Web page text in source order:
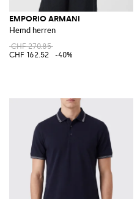
EMPORIO ARMANI
Hemd herren
CHF 270.85
CHF 162.52
-40%